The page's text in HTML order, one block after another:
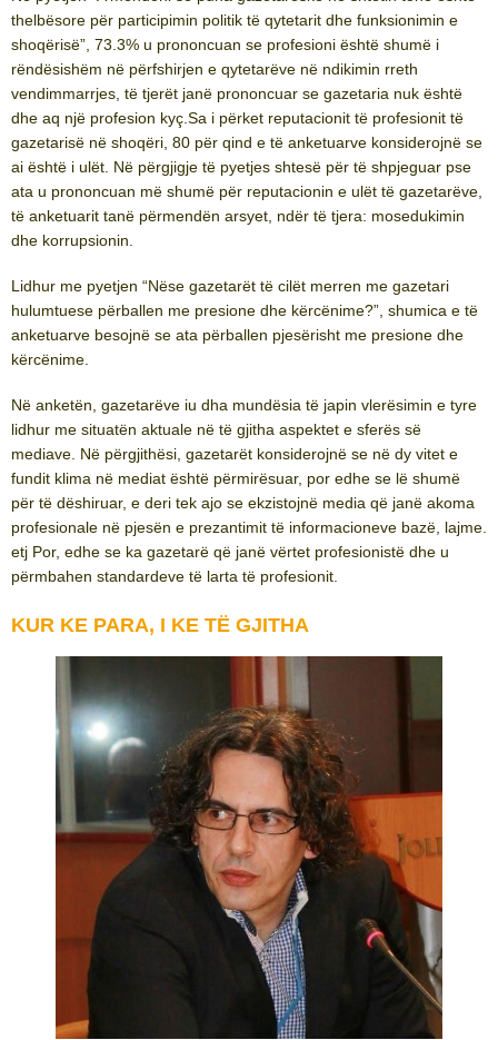
thelbësore për participimin politik të qytetarit dhe funksionimin e
shoqërisë”, 73.3% u prononcuan se profesioni është shumë i
rëndësishëm në përfshirjen e qytetarëve në ndikimin rreth
vendimmarrjes, të tjerët janë prononcuar se gazetaria nuk është
dhe aq një profesion kyç.Sa i përket reputacionit të profesionit të
gazetarisë në shoqëri, 80 për qind e të anketuarve konsiderojnë se
ai është i ulët. Në përgjigje të pyetjes shtesë për të shpjeguar pse
ata u prononcuan më shumë për reputacionin e ulët të gazetarëve,
të anketuarit tanë përmendën arsyet, ndër të tjera: mosedukimin
dhe korrupsionin.
Lidhur me pyetjen “Nëse gazetarët të cilët merren me gazetari
hulumtuese përballen me presione dhe kërcënime?”, shumica e të
anketuarve besojnë se ata përballen pjesërisht me presione dhe
kërcënime.
Në anketën, gazetarëve iu dha mundësia të japin vlerësimin e tyre
lidhur me situatën aktuale në të gjitha aspektet e sferës së
mediave. Në përgjithësi, gazetarët konsiderojnë se në dy vitet e
fundit klima në mediat është përmirësuar, por edhe se lë shumë
për të dëshiruar, e deri tek ajo se ekzistojnë media që janë akoma
profesionale në pjesën e prezantimit të informacioneve bazë, lajme.
etj Por, edhe se ka gazetarë që janë vërtet profesionistë dhe u
përmbahen standardeve të larta të profesionit.
KUR KE PARA, I KE TË GJITHA